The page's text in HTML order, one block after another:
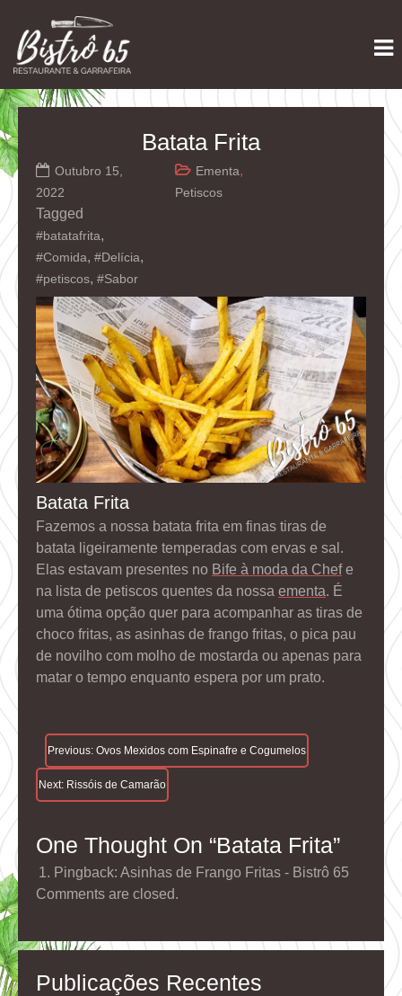
content
Bistrô 65
Restaurante e Garrafeira
Batata Frita
Outubro 15,
2022
Ementa,
Petiscos
Tagged
#batatafrita,
#Comida, #Delícia,
#petiscos, #Sabor
Batata Frita
Fazemos a nossa batata frita em finas tiras de
batata ligeiramente temperadas com ervas e sal.
Elas estavam presentes no Bife à moda da Chefe
na lista de petiscos quentes da nossa ementa. É
uma ótima opção quer para acompanhar as tiras de
choco fritas, as asinhas de frango fritas, o pica pau
de novilho com molho de mostarda ou apenas para
matar o tempo enquanto espera por um prato.
Navegação
De
Previous: Ovos Mexidos com Espinafre e Cogumelos
Next: Rissóis de Camarão
One Thought On “Batata Frita”
Pingback: Asinhas de Frango Fritas - Bistrô 65
Comments are closed.
Publicações Recentes